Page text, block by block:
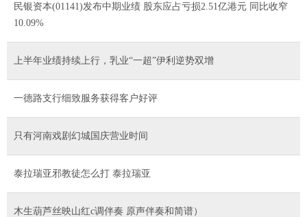
民银资本(01141)发布中期业绩 股东应占亏损2.51亿港元 同比收窄
10.09%
上半年业绩持续上行，乳业“一超”伊利逆势双增
一德路支行细致服务获得客户好评
只有河南戏剧幻城国庆营业时间
泰拉瑞亚邪教徒怎么打 泰拉瑞亚
木生葫芦丝映山红c调伴奏 原声伴奏和简谱）